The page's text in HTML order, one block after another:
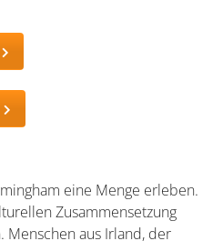
eine Menge
multikulturellen
zu verdanken.